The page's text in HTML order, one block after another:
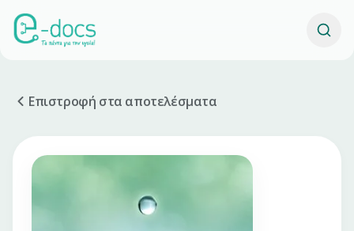
Επιστροφή στα αποτελέσματα